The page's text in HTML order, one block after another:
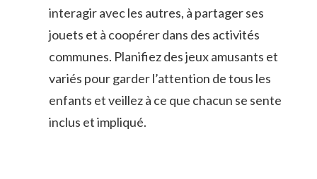
interagir​ avec les⁣ autres, à partager ses‍
jouets et à coopérer dans des⁤ activités
communes. Planifiez des jeux amusants ‌et
variés pour garder l’attention‌ de ⁣tous les‌
enfants ‌et ⁤veillez à ce que ⁢chacun se sente
inclus et impliqué.